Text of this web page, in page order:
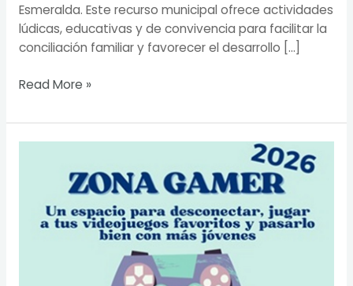
Esmeralda. Este recurso municipal ofrece actividades
lúdicas, educativas y de convivencia para facilitar la
conciliación familiar y favorecer el desarrollo […]
Read More »
Intervención